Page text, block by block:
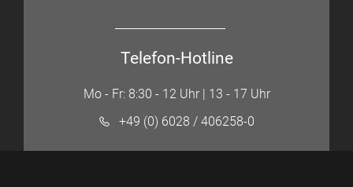
Telefon-Hotline
Mo - Fr: 8:30 - 12 Uhr | 13 - 17 Uhr
+49 (0) 6028 / 406258-0